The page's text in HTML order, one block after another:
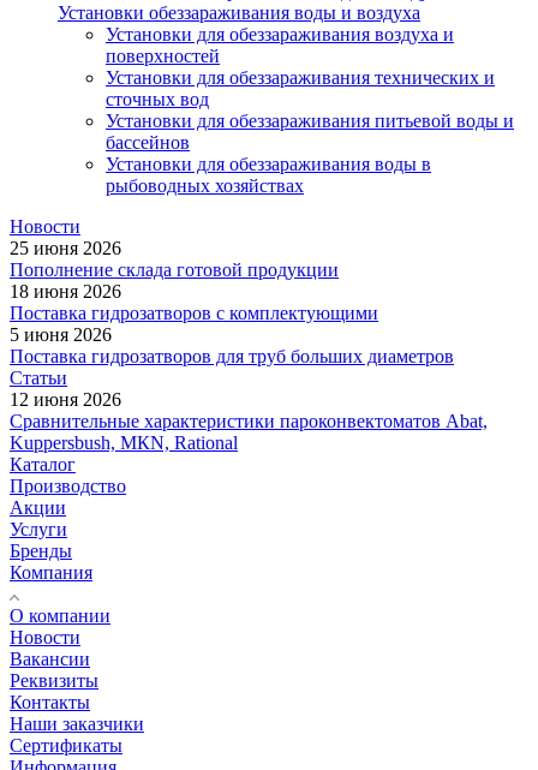
Установки обеззараживания воды и воздуха
Установки для обеззараживания воздуха и
поверхностей
Установки для обеззараживания технических и
сточных вод
Установки для обеззараживания питьевой воды и
бассейнов
Установки для обеззараживания воды в
рыбоводных хозяйствах
Новости
25 июня 2026
Пополнение склада готовой продукции
18 июня 2026
Поставка гидрозатворов с комплектующими
5 июня 2026
Поставка гидрозатворов для труб больших диаметров
Статьи
12 июня 2026
Сравнительные характеристики пароконвектоматов Abat,
Kuppersbush, МКN, Rational
Каталог
Производство
Акции
Услуги
Бренды
Компания
О компании
Новости
Вакансии
Реквизиты
Контакты
Наши заказчики
Сертификаты